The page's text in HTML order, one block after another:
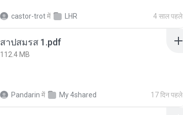
castor-trotमें LHR 4 साल पहले
สาปสมรส 1.pdf
112.4 MB
Pandarin में My 4shared 17 दिन पहले